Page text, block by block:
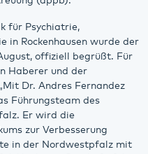
für Psychiatrie,
in Rockenhausen wurde der
offiziell begrüßt. Für
Haberer und der
Dr. Andres Fernandez
Führungsteam des
Er wird die
zur Verbesserung
in der Nordwestpfalz mit